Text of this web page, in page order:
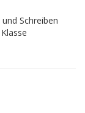
Schreiben